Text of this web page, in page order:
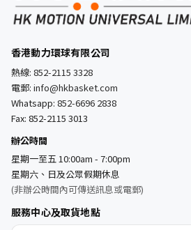
香港動力環球有限公司
熱線: 852-2115 3328
電郵: info@hkbasket.com
Whatsapp: 852-6696 2838
Fax: 852-2115 3013
辦公時間
星期一至五 10:00am - 7:00pm
星期六、日及公眾假期休息
(非辦公時間內可傳送訊息或電郵)
服務中心及取貨地點